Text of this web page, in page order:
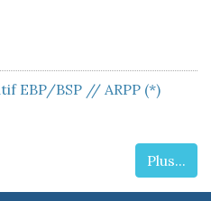
EBP/BSP // ARPP (*)
Plus...